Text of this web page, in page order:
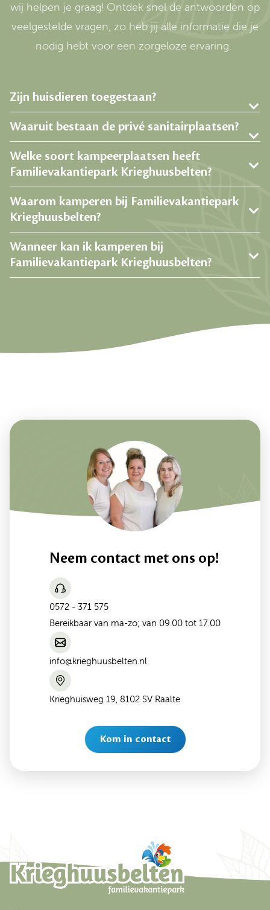
wij helpen je graag! Ontdek snel de antwoorden op
veelgestelde vragen, zo heb jij alle informatie die je
nodig hebt voor een zorgeloze ervaring.
Zijn huisdieren toegestaan?
Waaruit bestaan de privé sanitairplaatsen?
Welke soort kampeerplaatsen heeft
Familievakantiepark Krieghuusbelten?
Waarom kamperen bij Familievakantiepark
Krieghuusbelten?
Wanneer kan ik kamperen bij
Familievakantiepark Krieghuusbelten?
Neem contact met ons op!
0572 - 371 575
Bereikbaar van ma-zo; van 09.00 tot 17.00
info@krieghuusbelten.nl
Krieghuisweg 19, 8102 SV Raalte
Kom in contact